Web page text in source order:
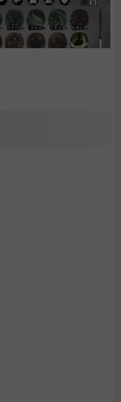
路，运用巧妙
动，伺机抢占
衡战事对经济